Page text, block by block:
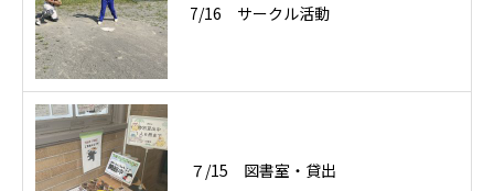
7/16 サークル活動
７/15 図書室・貸出